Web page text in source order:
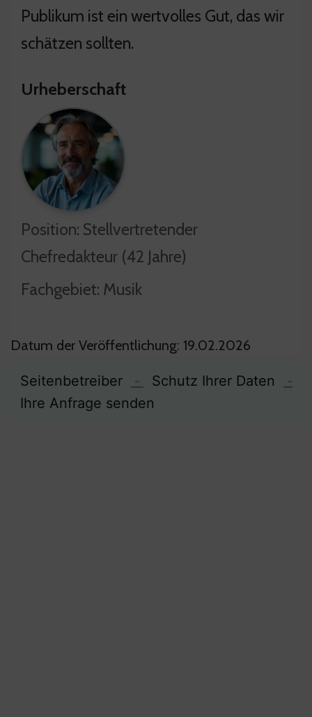
Publikum ist ein wertvolles Gut, das wir
schätzen sollten.
Urheberschaft
Position: Stellvertretender
Chefredakteur (42 Jahre)
Fachgebiet: Musik
Datum der Veröffentlichung: 19.02.2026
Seitenbetreiber - Schutz Ihrer Daten
-
Ihre Anfrage senden